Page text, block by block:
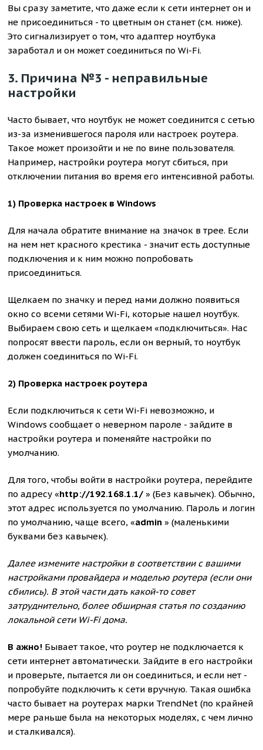
Вы сразу заметите, что даже если к сети интернет он и
не присоединиться - то цветным он станет (см. ниже).
Это сигнализирует о том, что адаптер ноутбука
заработал и он может соединиться по Wi-Fi.
3. Причина №3 - неправильные
настройки
Часто бывает, что ноутбук не может соединится с сетью
из-за изменившегося пароля или настроек роутера.
Такое может произойти и не по вине пользователя.
Например, настройки роутера могут сбиться, при
отключении питания во время его интенсивной работы.
1) Проверка настроек в Windows
Для начала обратите внимание на значок в трее. Если
на нем нет красного крестика - значит есть доступные
подключения и к ним можно попробовать
присоединиться.
Щелкаем по значку и перед нами должно появиться
окно со всеми сетями Wi-Fi, которые нашел ноутбук.
Выбираем свою сеть и щелкаем «подключиться». Нас
попросят ввести пароль, если он верный, то ноутбук
должен соединиться по Wi-Fi.
2) Проверка настроек роутера
Если подключиться к сети Wi-Fi невозможно, и
Windows сообщает о неверном пароле - зайдите в
настройки роутера и поменяйте настройки по
умолчанию.
Для того, чтобы войти в настройки роутера, перейдите
по адресу «http://192.168.1.1/» (Без кавычек). Обычно,
этот адрес используется по умолчанию. Пароль и логин
по умолчанию, чаще всего, «admin» (маленькими
буквами без кавычек).
Далее измените настройки в соответствии с вашими
настройками провайдера и моделью роутера (если они
сбились). В этой части дать какой-то совет
затруднительно, более обширная статья по созданию
локальной сети Wi-Fi дома.
В ажно! Бывает такое, что роутер не подключается к
сети интернет автоматически. Зайдите в его настройки
и проверьте, пытается ли он соединиться, и если нет -
попробуйте подключить к сети вручную. Такая ошибка
часто бывает на роутерах марки TrendNet (по крайней
мере раньше была на некоторых моделях, с чем лично
и сталкивался).